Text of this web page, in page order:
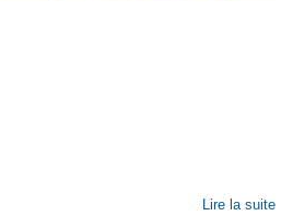
Lire la suite